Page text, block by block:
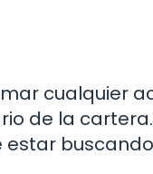
cualquier
de la